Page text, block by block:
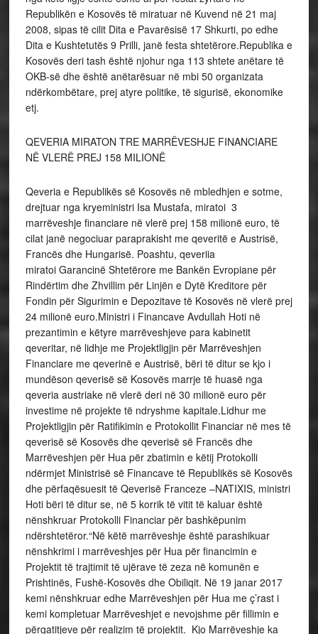
Republikën e Kosovës të miratuar në Kuvend në 21 maj
2008, sipas të cilit Dita e Pavarësisë 17 Shkurti, po edhe
Dita e Kushtetutës 9 Prilli, janë festa shtetërore.Republika e
Kosovës deri tash është njohur nga 113 shtete anëtare të
OKB-së dhe është anëtarësuar në mbi 50 organizata
ndërkombëtare, prej atyre politike, të sigurisë, ekonomike
etj.
QEVERIA MIRATON TRE MARRËVESHJE FINANCIARE
NË VLERË PREJ 158 MILIONË
Qeveria e Republikës së Kosovës në mbledhjen e sotme,
drejtuar nga kryeministri Isa Mustafa, miratoi 3
marrëveshje financiare në vlerë prej 158 milionë euro, të
cilat janë negociuar paraprakisht me qeveritë e Austrisë,
Francës dhe Hungarisë. Poashtu, qeveriia
miratoi Garancinë Shtetërore me Bankën Evropiane për
Rindërtim dhe Zhvillim për Linjën e Dytë Kreditore për
Fondin për Sigurimin e Depozitave të Kosovës në vlerë prej
24 milionë euro.Ministri i Financave Avdullah Hoti në
prezantimin e këtyre marrëveshjeve para kabinetit
qeveritar, në lidhje me Projektligjin për Marrëveshjen
Financiare me qeverinë e Austrisë, bëri të ditur se kjo i
mundëson qeverisë së Kosovës marrje të huasë nga
qeveria austriake në vlerë deri në 30 milionë euro për
investime në projekte të ndryshme kapitale.Lidhur me
Projektligjin për Ratifikimin e Protokollit Financiar në mes të
qeverisë së Kosovës dhe qeverisë së Francës dhe
Marrëveshjen për Hua për zbatimin e këtij Protokolli
ndërmjet Ministrisë së Financave të Republikës së Kosovës
dhe përfaqësuesit të Qeverisë Franceze –NATIXIS, ministri
Hoti bëri të ditur se, në 5 korrik të vitit të kaluar është
nënshkruar Protokolli Financiar për bashkëpunim
ndërshtetëror.“Në këtë marrëveshje është parashikuar
nënshkrimi i marrëveshjes për Hua për financimin e
Projektit të trajtimit të ujërave të zeza në komunën e
Prishtinës, Fushë-Kosovës dhe Obiliqit. Në 19 janar 2017
kemi nënshkruar edhe Marrëveshjen për Hua me ç’rast i
kemi kompletuar Marrëveshjet e nevojshme për fillimin e
përgatitjeve për realizim të projektit. Kjo Marrëveshje ka